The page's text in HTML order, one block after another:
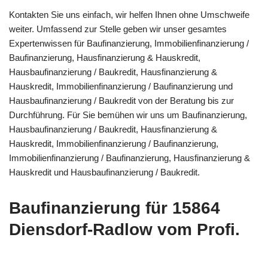
Kontakten Sie uns einfach, wir helfen Ihnen ohne Umschweife
weiter. Umfassend zur Stelle geben wir unser gesamtes
Expertenwissen für Baufinanzierung, Immobilienfinanzierung /
Baufinanzierung, Hausfinanzierung & Hauskredit,
Hausbaufinanzierung / Baukredit, Hausfinanzierung &
Hauskredit, Immobilienfinanzierung / Baufinanzierung und
Hausbaufinanzierung / Baukredit von der Beratung bis zur
Durchführung. Für Sie bemühen wir uns um Baufinanzierung,
Hausbaufinanzierung / Baukredit, Hausfinanzierung &
Hauskredit, Immobilienfinanzierung / Baufinanzierung,
Immobilienfinanzierung / Baufinanzierung, Hausfinanzierung &
Hauskredit und Hausbaufinanzierung / Baukredit.
Baufinanzierung für 15864
Diensdorf-Radlow vom Profi.